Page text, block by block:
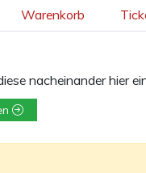
Warenkorb
nacheinander hier